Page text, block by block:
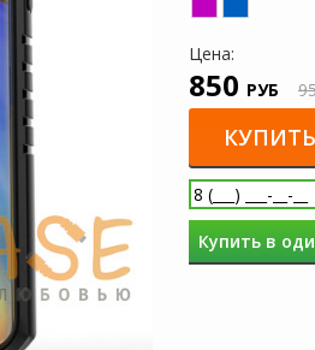
Цена:
850 РУБ
КУПИТЬ
Купить в